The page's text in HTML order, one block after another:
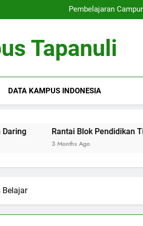
Pembelajaran
Rantai Blok
Pembelajaran
Rantai Blok Pendidikan
Tapanuli
DATA KAMPUS INDONESIA
Rantai Blok Pendidikan Tinggi:
Belajar